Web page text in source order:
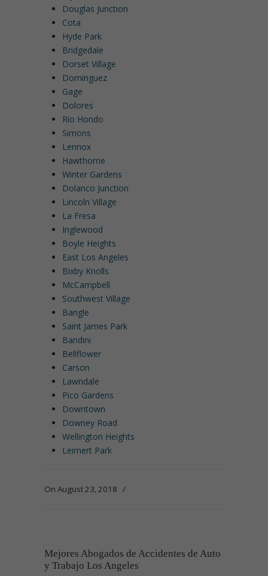
Douglas Junction
Cota
Hyde Park
Bridgedale
Dorset Village
Dominguez
Gage
Dolores
Rio Hondo
Simons
Lennox
Hawthorne
Winter Gardens
Dolanco Junction
Lincoln Village
La Fresa
Inglewood
Boyle Heights
East Los Angeles
Bixby Knolls
McCampbell
Southwest Village
Bangle
Saint James Park
Bandini
Bellflower
Carson
Lawndale
Pico Gardens
Downtown
Downey Road
Wellington Heights
Leimert Park
On August 23, 2018 /
Mejores Abogados de Accidentes de Auto
y Trabajo Los Angeles